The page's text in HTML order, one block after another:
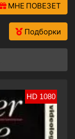
МНЕ ПОВЕЗЕТ
Подборки
HD 1080